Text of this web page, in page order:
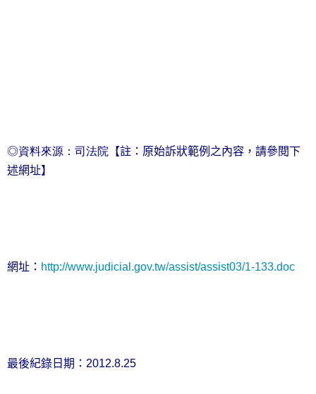
◎資料來源：司法院 【註：原始訴狀範例之內容，請參閱下
述網址】
網址： http://www.judicial.gov.tw/assist/assist03/1-133.doc
最後紀錄日期： 2012.8.25